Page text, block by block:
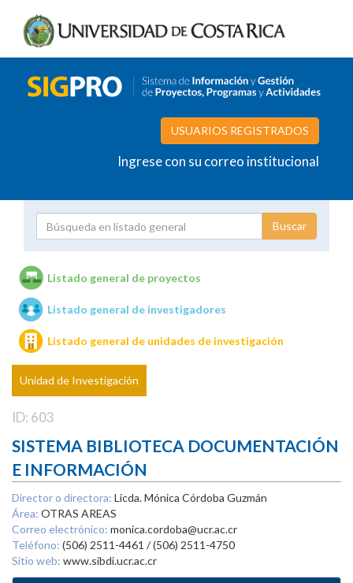
USUARIOS REGISTRADOS
Ingrese con su correo institucional
Unidades de investigación
Listado general de proyectos
Listado general de investigadores
Listado general de unidades de investigación
Unidad de Investigación
ID: 603
SISTEMA BIBLIOTECA DOCUMENTACIÓN
E INFORMACIÓN
Director o directora: Licda. Mónica Córdoba Guzmán
Área: OTRAS AREAS
Correo electrónico: monica.cordoba@ucr.ac.cr
Teléfono: (506) 2511-4461 / (506) 2511-4750
Sitio web: www.sibdi.ucr.ac.cr